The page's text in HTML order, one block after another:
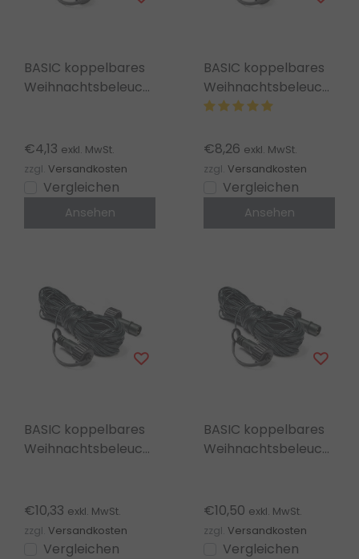
BASIC koppelbares
Weihnachtsbeleuchtung
€4,13 exkl. MwSt.
zzgl. Versandkosten
Vergleichen
Ansehen
BASIC koppelbares
Weihnachtsbeleuchtung
Verlängerungskabel
€8,26 exkl. MwSt.
zzgl. Versandkosten
Vergleichen
Ansehen
BASIC koppelbares
Weihnachtsbeleuchtung
€10,33 exkl. MwSt.
zzgl. Versandkosten
Vergleichen
BASIC koppelbares
Weihnachtsbeleuchtung
€10,50 exkl. MwSt.
zzgl. Versandkosten
Vergleichen